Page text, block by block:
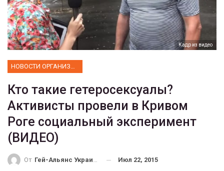
Кадр из видео
Кто такие гетеросексуалы?
Активисты провели в Кривом
Роге социальный эксперимент
(ВИДЕО)
От Гей-Альянс Украина Июл 22, 2015